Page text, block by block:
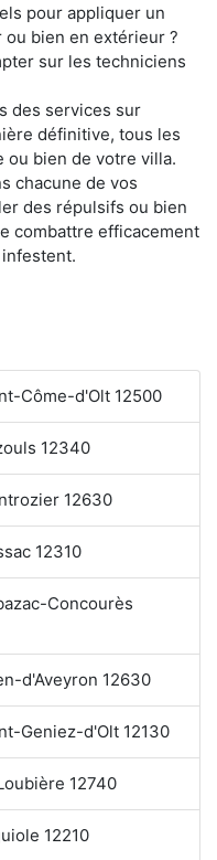
pour appliquer un
bien en extérieur ?
sur les techniciens
des services sur
définitive, tous les
ou bien de votre villa.
chacune de vos
des répulsifs ou bien
combattre efficacement
Côme-d'Olt 12500
12340
12630
12310
Concourès
d'Aveyron 12630
Geniez-d'Olt 12130
12740
12210